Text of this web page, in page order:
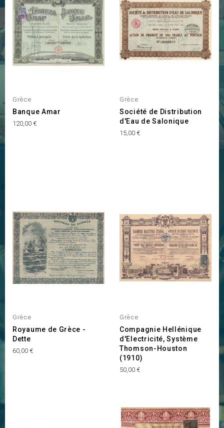
Grèce
Banque Amar
Prix
120,00 €
Grèce
Société de Distribution
d'Eau de Salonique
Prix
15,00 €
Grèce
Royaume de Grèce -
Dette
Prix
60,00 €
Grèce
Compagnie Hellénique
d'Electricité, Système
Thomson-Houston
(1910)
Prix
50,00 €